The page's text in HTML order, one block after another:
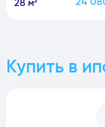
28 м²
Купить в